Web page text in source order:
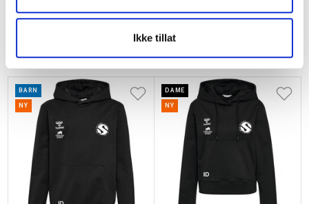
Ikke tillat
HUMMEL
kr 263 kr 329
HUMMEL
kr 519 kr 649
BARN
NY
DAME
NY